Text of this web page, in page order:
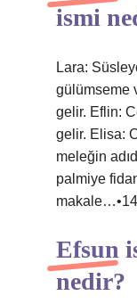
ismi
Lara:
gülümseme
gelir. Eflin:
gelir. Elisa:
meleğin
palmiye
Efsun
nedir?